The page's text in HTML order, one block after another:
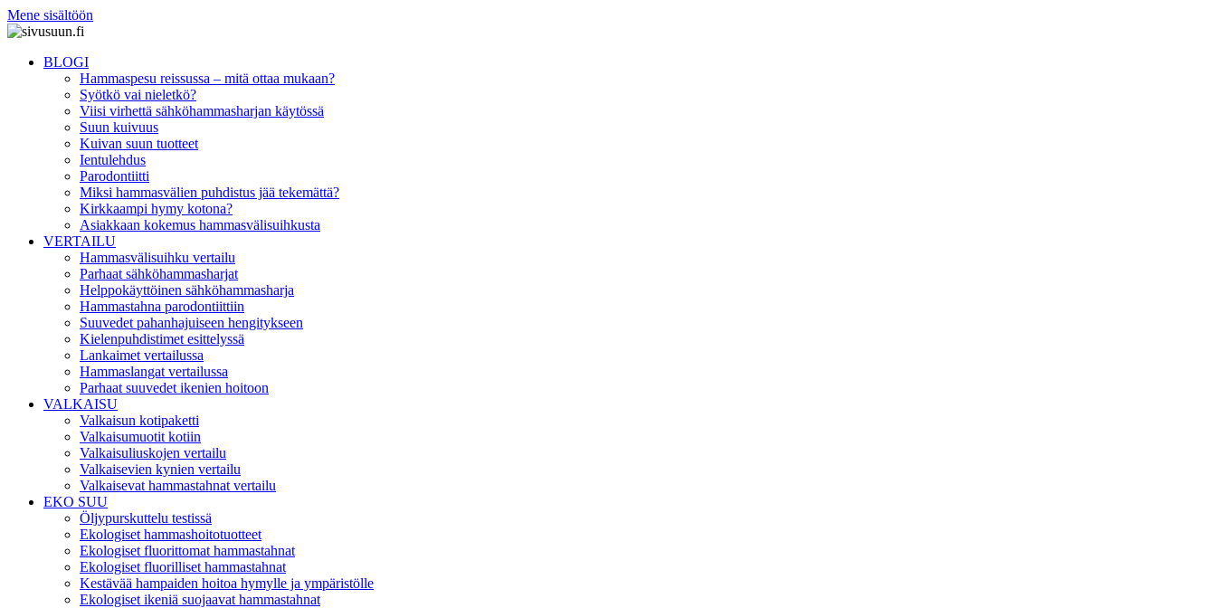
Mene sisältöön
BLOGI
Hammaspesu reissussa – mitä ottaa mukaan?
Syötkö vai nieletkö?
Viisi virhettä sähköhammasharjan käytössä
Suun kuivuus
Kuivan suun tuotteet
Ientulehdus
Parodontiitti
Miksi hammasvälien puhdistus jää tekemättä?
Kirkkaampi hymy kotona?
Asiakkaan kokemus hammasvälisuihkusta
VERTAILU
Hammasvälisuihku vertailu
Parhaat sähköhammasharjat
Helppokäyttöinen sähköhammasharja
Hammastahna parodontiittiin
Suuvedet pahanhajuiseen hengitykseen
Kielenpuhdistimet esittelyssä
Lankaimet vertailussa
Hammaslangat vertailussa
Parhaat suuvedet ikenien hoitoon
VALKAISU
Valkaisun kotipaketti
Valkaisumuotit kotiin
Valkaisuliuskojen vertailu
Valkaisevien kynien vertailu
Valkaisevat hammastahnat vertailu
EKO SUU
Öljypurskuttelu testissä
Ekologiset hammashoitotuotteet
Ekologiset fluorittomat hammastahnat
Ekologiset fluorilliset hammastahnat
Kestävää hampaiden hoitoa hymylle ja ympäristölle
Ekologiset ikeniä suojaavat hammastahnat